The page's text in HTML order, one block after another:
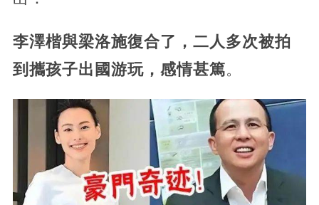
李澤楷與梁洛施復合了，二人多次被拍
到攜孩子出國游玩，感情甚篤。